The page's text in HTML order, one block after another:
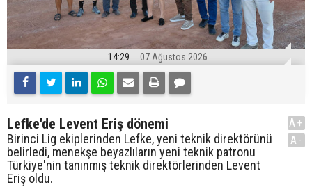
14:29 07 Ağustos 2026
Lefke'de Levent Eriş dönemi
Birinci Lig ekiplerinden Lefke, yeni teknik direktörünü
belirledi, menekşe beyazlıların yeni teknik patronu
Türkiye'nin tanınmış teknik direktörlerinden Levent
Eriş oldu.
A+
A-